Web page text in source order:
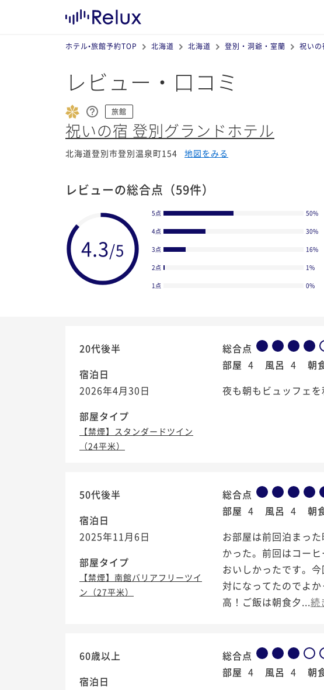
ホテル•旅館予約TOP 北海道 北海道 登別・洞爺・室蘭 祝い
レビュー・口コミ
旅館
祝いの宿 登別グランドホテル
北海道登別市登別温泉町154 地図をみる
レビューの総合点 （59件）
/5
5点 50%
4点 30%
3点 16%
2点 1%
1点 0%
20代後半
宿泊日
2026年4月30日
部屋タイプ
【禁煙】スタンダードツイン
（24平米）
総合点
部屋 4 風呂 4 朝
夜も朝もビュッフェ
50代後半
宿泊日
2025年11月6日
部屋タイプ
【禁煙】南館バリアフリーツイ
ン（27平米）
総合点
部屋 4 風呂 4 朝
お部屋は前回泊まっ
かった。前回はコー
おいしかったです。
対になってたのでよ
高！ご飯は朝食夕...続
60歳以上
宿泊日
総合点
部屋 4 風呂 4 朝